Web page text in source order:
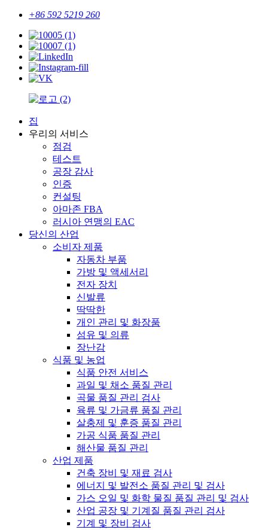
+86 592 5219 260
집
우리의 서비스
점검
테스트
공장 감사
인증
컨설팅
아마존 FBA
러시아 연맹의 EAC
당신의 산업
소비자 제품
자동차 부품
가방 및 액세서리
전자 장치
신발류
딱딱한
개인 관리 및 화장품
섬유 및 의류
장난감
식품 및 농업
식품 안전 서비스
과일 및 채소 품질 관리
곡물 품질 관리 검사
육류 및 가금류 품질 관리
살충제 및 훈증 품질 관리
가공 식품 품질 관리
해산물 품질 관리
산업 제품
건축 장비 및 재료 검사
에너지 및 발전소 품질 관리 및 검사
가스 오일 및 화학 물질 품질 관리 및 검사
산업 공장 및 기계질 품질 관리 검사
기계 및 장비 검사